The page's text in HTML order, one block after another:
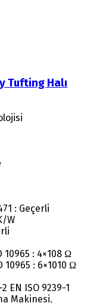
Tufting Halı
: Geçerli
W
10965 : 4×108 Ω
10965 : 6×1010 Ω
EN ISO 9239-1
Makinesi.